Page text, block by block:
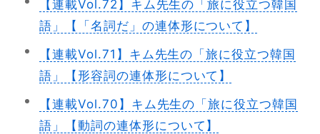
【連載Vol.72】キム先生の「旅に役立つ韓国
語」【「名詞だ」の連体形について】
【連載Vol.71】キム先生の「旅に役立つ韓国
語」【形容詞の連体形について】
【連載Vol.70】キム先生の「旅に役立つ韓国
語」【動詞の連体形について】